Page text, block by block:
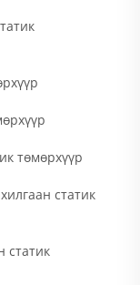
төмөрхүүр
статик
статик